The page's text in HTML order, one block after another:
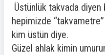
Üstünlük takvada
hepimizde
kim üstün diye.
Güzel ahlak kimin